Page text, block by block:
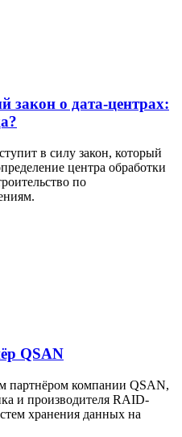
закон о дата-центрах:
в силу закон, который
центра обработки
по
QSAN
партнёром компании QSAN,
и производителя RAID-
хранения данных на